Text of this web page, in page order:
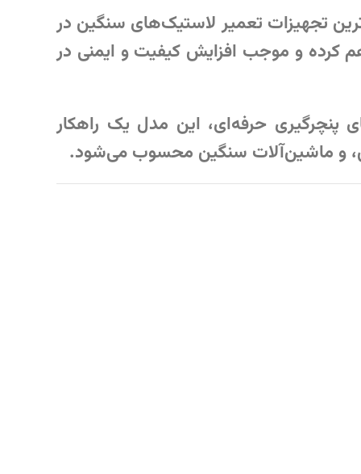
تجهیزات تعمیر لاستیک‌های سنگین در
کرده و موجب افزایش کیفیت و ایمنی در
حرفه‌ای، این مدل یک راهکار
و ماشین‌آلات سنگین محسوب می‌شود.